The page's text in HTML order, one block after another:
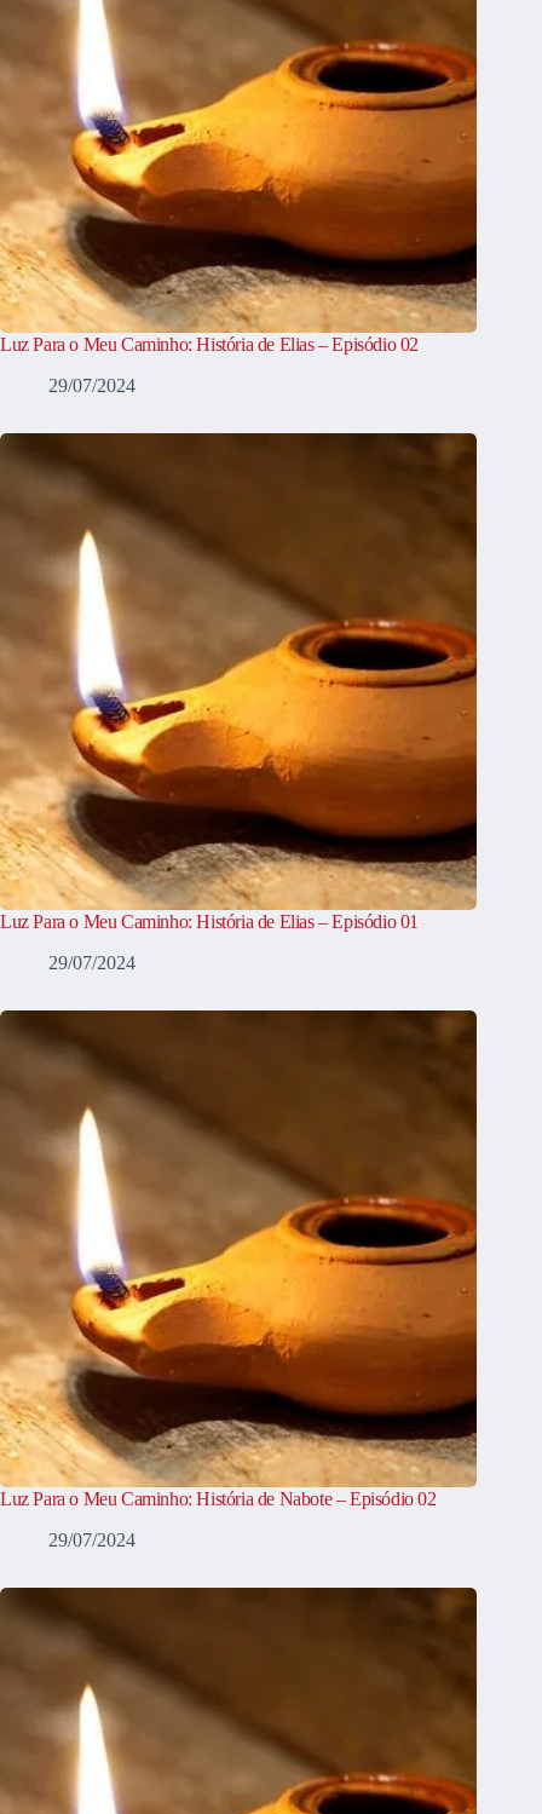
Luz Para o Meu Caminho: História de Elias – Episódio 02
29/07/2024
Luz Para o Meu Caminho: História de Elias – Episódio 01
29/07/2024
Luz Para o Meu Caminho: História de Nabote – Episódio 02
29/07/2024